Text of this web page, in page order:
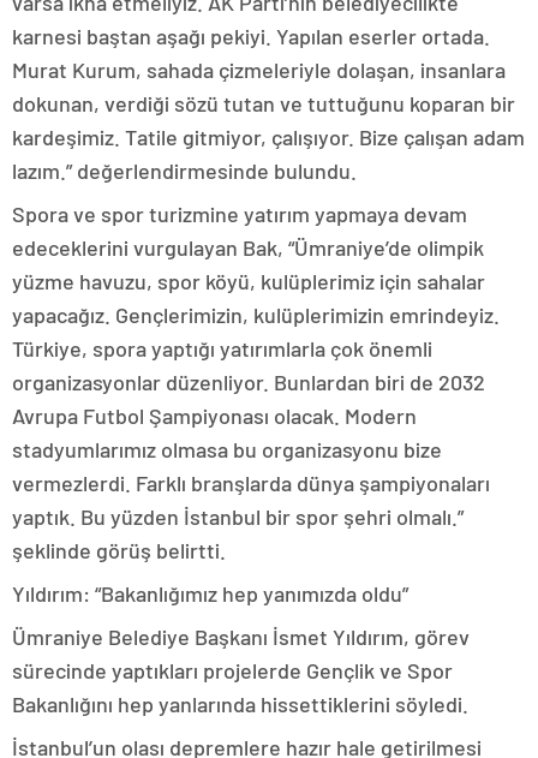
karnesi baştan aşağı pekiyi. Yapılan eserler ortada.
Murat Kurum, sahada çizmeleriyle dolaşan, insanlara
dokunan, verdiği sözü tutan ve tuttuğunu koparan bir
kardeşimiz. Tatile gitmiyor, çalışıyor. Bize çalışan adam
lazım.” değerlendirmesinde bulundu.
Spora ve spor turizmine yatırım yapmaya devam
edeceklerini vurgulayan Bak, “Ümraniye’de olimpik
yüzme havuzu, spor köyü, kulüplerimiz için sahalar
yapacağız. Gençlerimizin, kulüplerimizin emrindeyiz.
Türkiye, spora yaptığı yatırımlarla çok önemli
organizasyonlar düzenliyor. Bunlardan biri de 2032
Avrupa Futbol Şampiyonası olacak. Modern
stadyumlarımız olmasa bu organizasyonu bize
vermezlerdi. Farklı branşlarda dünya şampiyonaları
yaptık. Bu yüzden İstanbul bir spor şehri olmalı.”
şeklinde görüş belirtti.
Yıldırım: “Bakanlığımız hep yanımızda oldu”
Ümraniye Belediye Başkanı İsmet Yıldırım, görev
sürecinde yaptıkları projelerde Gençlik ve Spor
Bakanlığını hep yanlarında hissettiklerini söyledi.
İstanbul’un olası depremlere hazır hale getirilmesi